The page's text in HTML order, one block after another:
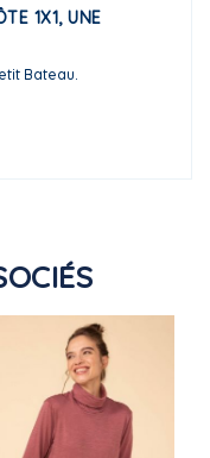
1X1, UNE
Bateau.